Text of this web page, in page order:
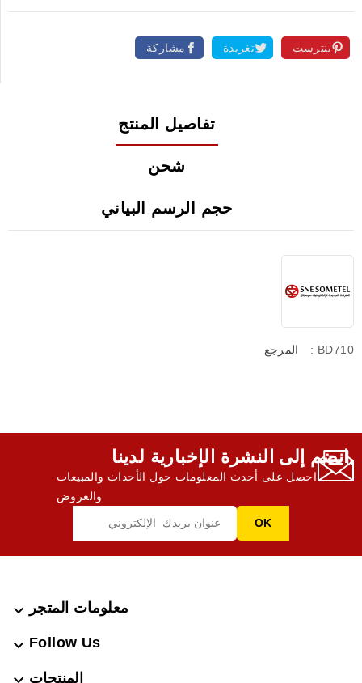
مشاركة تغريدة بنترست
تفاصيل المنتج
شحن
حجم الرسم البياني
المرجع : BD710
انضم إلى النشرة الإخبارية لدينا,
احصل على أحدث المعلومات حول الأحداث والمبيعات
والعروض
معلومات المتجر 
Follow Us

المنتجات